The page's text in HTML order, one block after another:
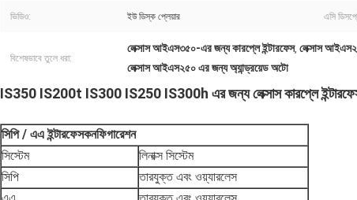
ভিডিও: ইউ ডিস্ক প্লেয়ার এসি
বিশেষভাবে তুলে ধরা:
লেক্সাস আইএস৩৫০-এর জন্য কারপ্লে ইন্টারফেস, লেক্সাস
লেক্সাস আইএস২৫০ এর জন্য অ্যান্ড্রয়েড অটো
IS350 IS200t IS300 IS250 IS300h এর জন্য লেক্সাস কারপ্লে
সিপি / এএ ইন্টারফেসকনফিগারেশন
সিস্টেম
লিনাক্স সিস্টেম
সিপি
তারযুক্ত এবং ওয়্যারলেস